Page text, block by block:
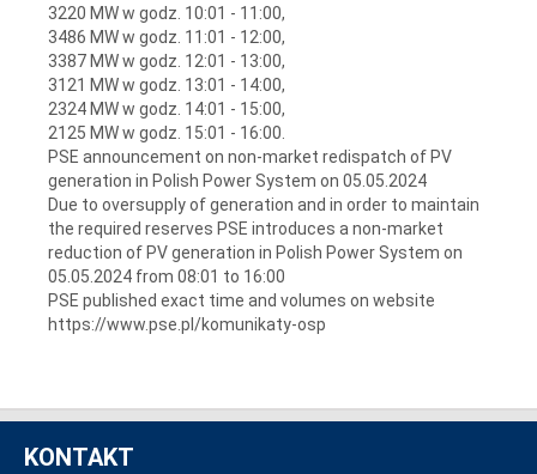
3220 MW w godz. 10:01 - 11:00,
3486 MW w godz. 11:01 - 12:00,
3387 MW w godz. 12:01 - 13:00,
3121 MW w godz. 13:01 - 14:00,
2324 MW w godz. 14:01 - 15:00,
2125 MW w godz. 15:01 - 16:00.
PSE announcement on non-market redispatch of PV
generation in Polish Power System on 05.05.2024
Due to oversupply of generation and in order to maintain
the required reserves PSE introduces a non-market
reduction of PV generation in Polish Power System on
05.05.2024 from 08:01 to 16:00
PSE published exact time and volumes on website
https://www.pse.pl/komunikaty-osp
KONTAKT